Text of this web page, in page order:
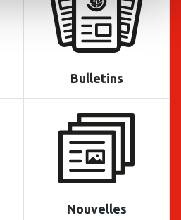
Bulletins
Nouvelles